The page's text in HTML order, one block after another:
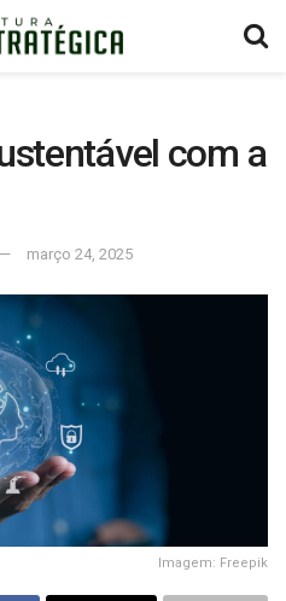
com a
março 24, 2025
Imagem: Freepik